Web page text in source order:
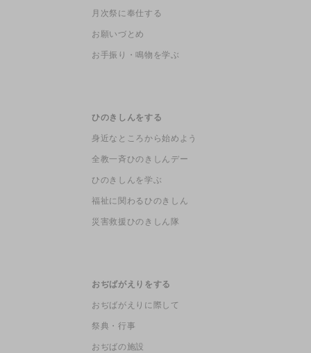
月次祭に奉仕する
お願いづとめ
お手振り・鳴物を学ぶ
ひのきしんをする
身近なところから始めよう
全教一斉ひのきしんデー
ひのきしんを学ぶ
福祉に関わるひのきしん
災害救援ひのきしん隊
おぢばがえりをする
おぢばがえりに際して
祭典・行事
おぢばの施設